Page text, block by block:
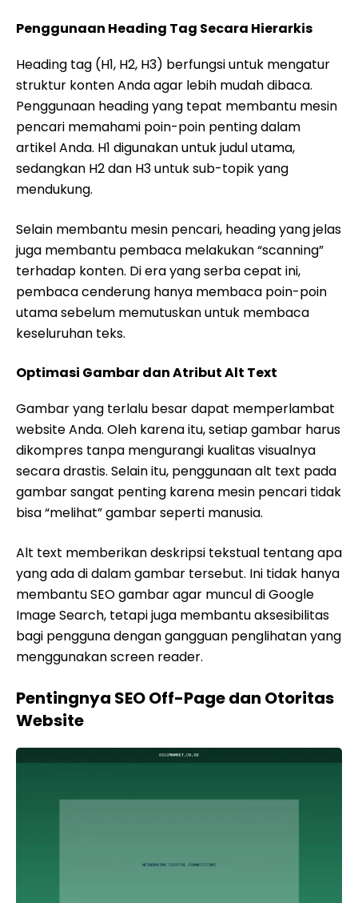
Penggunaan Heading Tag Secara Hierarkis
Heading tag (H1, H2, H3) berfungsi untuk mengatur
struktur konten Anda agar lebih mudah dibaca.
Penggunaan heading yang tepat membantu mesin
pencari memahami poin-poin penting dalam
artikel Anda. H1 digunakan untuk judul utama,
sedangkan H2 dan H3 untuk sub-topik yang
mendukung.
Selain membantu mesin pencari, heading yang jelas
juga membantu pembaca melakukan “scanning”
terhadap konten. Di era yang serba cepat ini,
pembaca cenderung hanya membaca poin-poin
utama sebelum memutuskan untuk membaca
keseluruhan teks.
Optimasi Gambar dan Atribut Alt Text
Gambar yang terlalu besar dapat memperlambat
website Anda. Oleh karena itu, setiap gambar harus
dikompres tanpa mengurangi kualitas visualnya
secara drastis. Selain itu, penggunaan alt text pada
gambar sangat penting karena mesin pencari tidak
bisa “melihat” gambar seperti manusia.
Alt text memberikan deskripsi tekstual tentang apa
yang ada di dalam gambar tersebut. Ini tidak hanya
membantu SEO gambar agar muncul di Google
Image Search, tetapi juga membantu aksesibilitas
bagi pengguna dengan gangguan penglihatan yang
menggunakan screen reader.
Pentingnya SEO Off-Page dan Otoritas
Website